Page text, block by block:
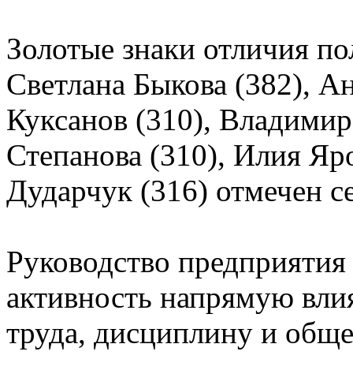
Золотые знаки отличия
Светлана Быкова (382),
Куксанов (310),
Степанова (310), Илия
Дударчук (316) отмечен
Руководство
активность напрямую
труда, дисциплину и